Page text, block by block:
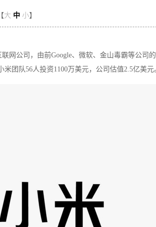
大 中 小】
网公司，由前Google、微软、金山毒霸等公司
团队56人投资1100万美元，公司估值2.5亿美元